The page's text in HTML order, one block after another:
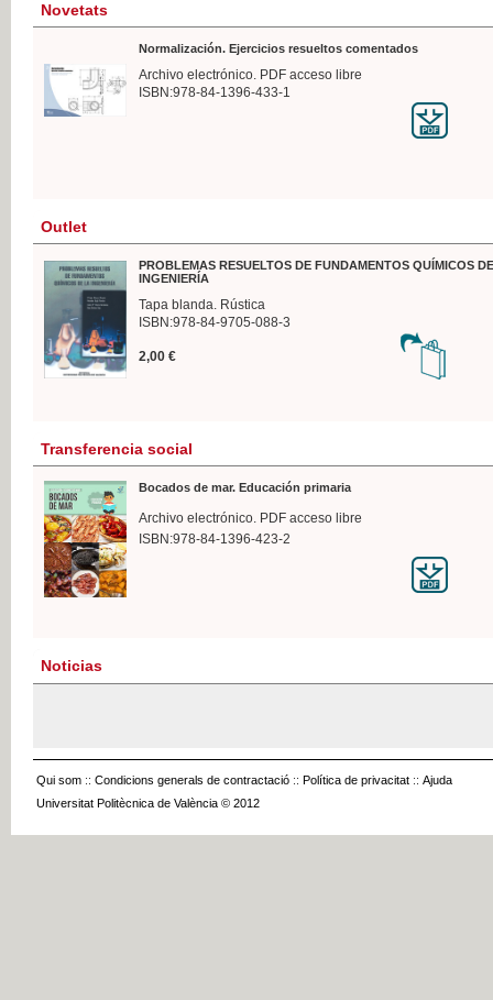
Novetats
Normalización. Ejercicios resueltos comentados
Archivo electrónico. PDF acceso libre
ISBN:978-84-1396-433-1
Outlet
PROBLEMAS RESUELTOS DE FUNDAMENTOS QUÍMICOS
INGENIERÍA
Tapa blanda. Rústica
ISBN:978-84-9705-088-3
2,00 €
Transferencia social
Bocados de mar. Educación primaria
Archivo electrónico. PDF acceso libre
ISBN:978-84-1396-423-2
Noticias
Qui som :: Condicions generals de contractació :: Política de privacitat :: Ajuda
Universitat Politècnica de València © 2012